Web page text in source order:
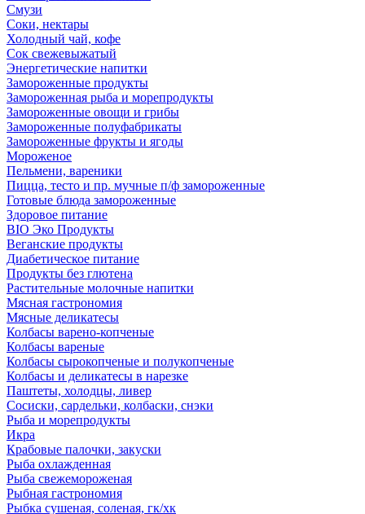
Смузи
Соки, нектары
Холодный чай, кофе
Сок свежевыжатый
Энергетические напитки
Замороженные продукты
Замороженная рыба и морепродукты
Замороженные овощи и грибы
Замороженные полуфабрикаты
Замороженные фрукты и ягоды
Мороженое
Пельмени, вареники
Пицца, тесто и пр. мучные п/ф замороженные
Готовые блюда замороженные
Здоровое питание
BIO Эко Продукты
Веганские продукты
Диабетическое питание
Продукты без глютена
Растительные молочные напитки
Мясная гастрономия
Мясные деликатесы
Колбасы варено-копченые
Колбасы вареные
Колбасы сырокопченые и полукопченые
Колбасы и деликатесы в нарезке
Паштеты, холодцы, ливер
Сосиски, сардельки, колбаски, снэки
Рыба и морепродукты
Икра
Крабовые палочки, закуски
Рыба охлажденная
Рыба свежемороженая
Рыбная гастрономия
Рыбка сушеная, соленая, гк/хк